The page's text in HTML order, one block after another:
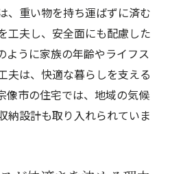
、重い物を持ち運ばずに済む
工夫し、安全面にも配慮した
ように家族の年齢やライフス
夫は、快適な暮らしを支える
像市の住宅では、地域の気候
納設計も取り入れられていま